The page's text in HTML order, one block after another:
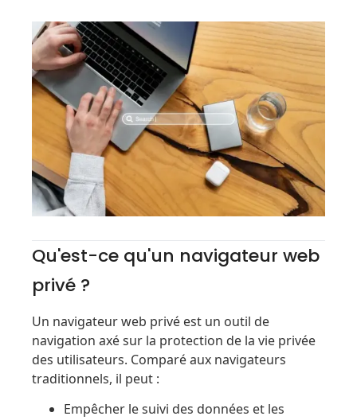
Qu'est-ce qu'un navigateur web
privé ?
Un navigateur web privé est un outil de
navigation axé sur la protection de la vie privée
des utilisateurs. Comparé aux navigateurs
traditionnels, il peut :
Empêcher le suivi des données et les